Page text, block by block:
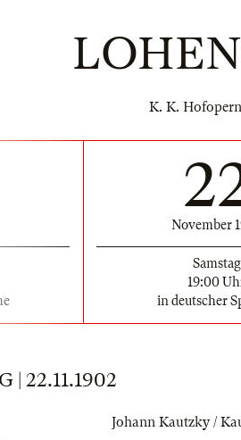
K. K.
November
Samstag
19:00
in deutscher
| 22.11.1902
Johann Kautzky /